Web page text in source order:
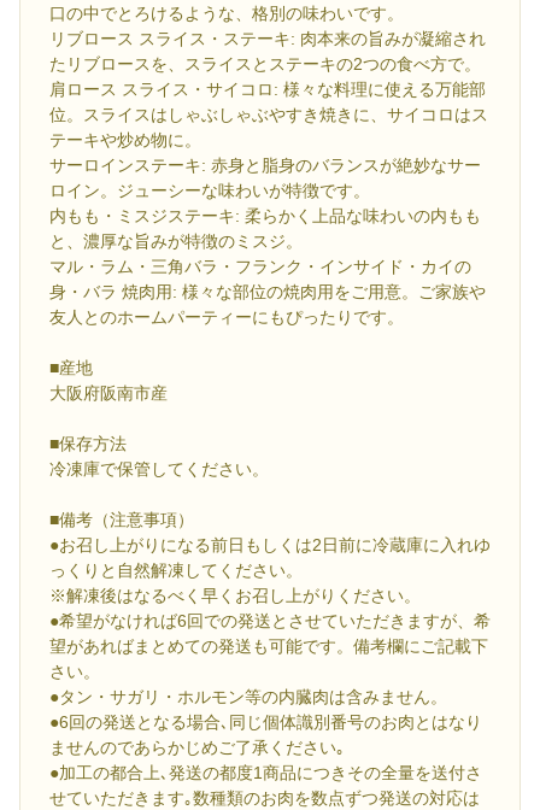
口の中でとろけるような、格別の味わいです。
リブロース スライス・ステーキ: 肉本来の旨みが凝縮され
たリブロースを、スライスとステーキの2つの食べ方で。
肩ロース スライス・サイコロ: 様々な料理に使える万能部
位。スライスはしゃぶしゃぶやすき焼きに、サイコロはス
テーキや炒め物に。
サーロインステーキ: 赤身と脂身のバランスが絶妙なサー
ロイン。ジューシーな味わいが特徴です。
内もも・ミスジステーキ: 柔らかく上品な味わいの内もも
と、濃厚な旨みが特徴のミスジ。
マル・ラム・三角バラ・フランク・インサイド・カイの
身・バラ 焼肉用: 様々な部位の焼肉用をご用意。ご家族や
友人とのホームパーティーにもぴったりです。
■産地
大阪府阪南市産
■保存方法
冷凍庫で保管してください。
■備考（注意事項）
●お召し上がりになる前日もしくは2日前に冷蔵庫に入れゆ
っくりと自然解凍してください。
※解凍後はなるべく早くお召し上がりください。
●希望がなければ6回での発送とさせていただきますが、希
望があればまとめての発送も可能です。備考欄にご記載下
さい。
●タン・サガリ・ホルモン等の内臓肉は含みません。
●6回の発送となる場合､同じ個体識別番号のお肉とはなり
ませんのであらかじめご了承ください｡
●加工の都合上､発送の都度1商品につきその全量を送付さ
せていただきます｡数種類のお肉を数点ずつ発送の対応は